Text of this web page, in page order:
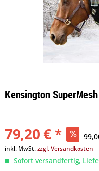
Kensington
79,20 € *
inkl. MwSt.zzgl. Versandkosten
Sofort versandfertig,